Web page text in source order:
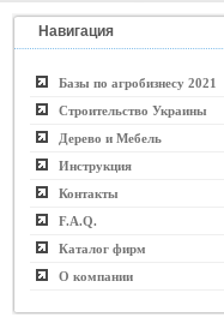
Навигация
Базы по агробизнесу 2021
Строительство Украины
Дерево и Мебель
Инструкция
Контакты
F.A.Q.
Каталог фирм
О компании